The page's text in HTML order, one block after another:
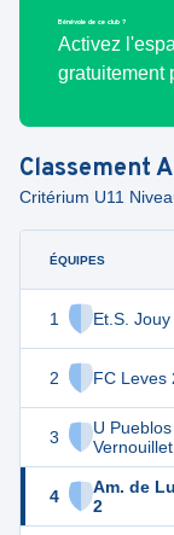
Bénévole de ce club ?
Activez
gratuitement
Classement
Critérium U11
ÉQUIPES
1 Et.S.
2 FC Leves
3
U
4
Am. de
2